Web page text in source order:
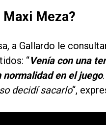
Meza?
a Gallardo le
“Venía con una
en el juego.
decidí sacarlo“,